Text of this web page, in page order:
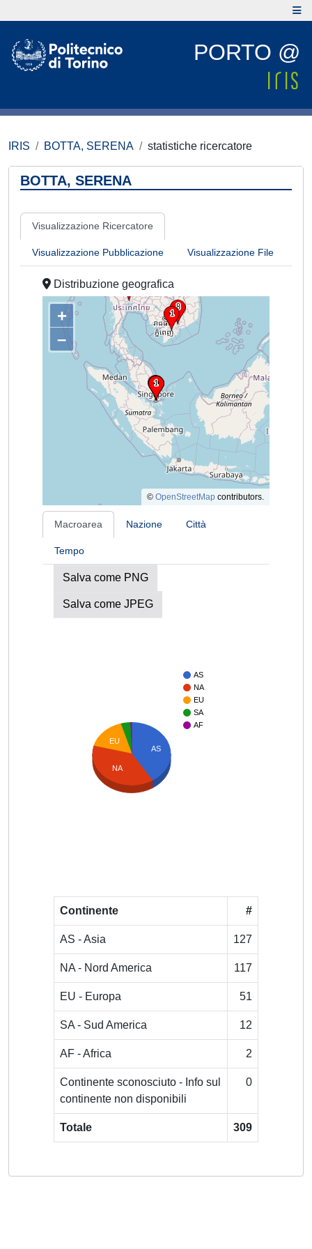
PORTO @
IRIS BOTTA, SERENA statistiche ricercatore
BOTTA, SERENA
Visualizzazione Ricercatore
Visualizzazione Pubblicazione Visualizzazione File
Distribuzione geografica
+
–
© OpenStreetMap contributors.
Macroarea Nazione Città
Tempo
Salva come PNG
Salva come JPEG
AS
NA
EU
SA
AF
AS
EU
NA
Continente #
AS - Asia 127
NA - Nord America 117
EU - Europa 51
SA - Sud America 12
AF - Africa 2
Continente sconosciuto - Info sul
continente non disponibili
0
Totale 309